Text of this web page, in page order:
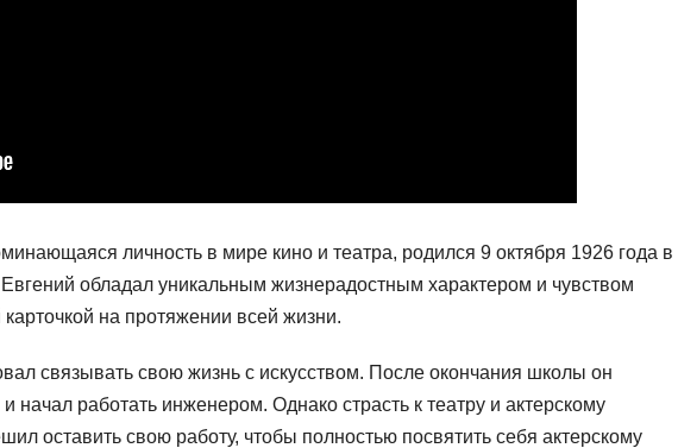
личность в мире кино и театра, родился 9 октября 1926 года в
обладал уникальным жизнерадостным характером и чувством
на протяжении всей жизни.
связывать свою жизнь с искусством. После окончания школы он
начал работать инженером. Однако страсть к театру и актерскому
оставить свою работу, чтобы полностью посвятить себя актерскому